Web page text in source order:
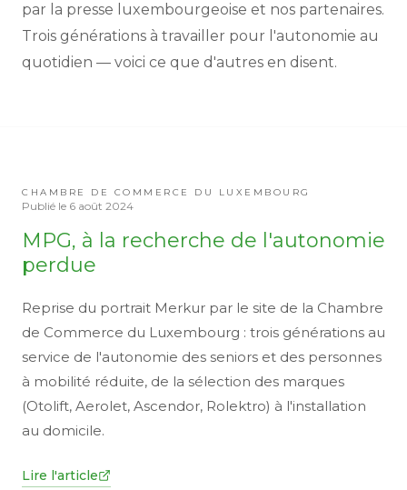
par la presse luxembourgeoise et nos partenaires.
Trois générations à travailler pour l'autonomie au
quotidien — voici ce que d'autres en disent.
CHAMBRE DE COMMERCE DU LUXEMBOURG
Publié le 6 août 2024
MPG, à la recherche de l'autonomie
perdue
Reprise du portrait Merkur par le site de la Chambre
de Commerce du Luxembourg : trois générations au
service de l'autonomie des seniors et des personnes
à mobilité réduite, de la sélection des marques
(Otolift, Aerolet, Ascendor, Rolektro) à l'installation
au domicile.
Lire l'article